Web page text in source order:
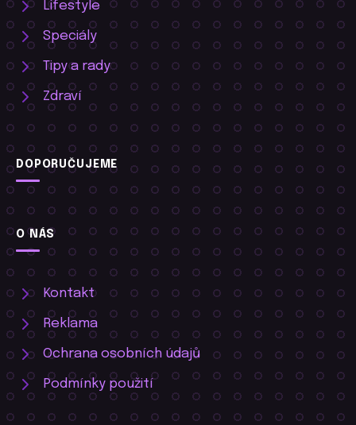
Lifestyle
Speciály
Tipy a rady
Zdraví
DOPORUČUJEME
O NÁS
Kontakt
Reklama
Ochrana osobních údajů
Podmínky použití